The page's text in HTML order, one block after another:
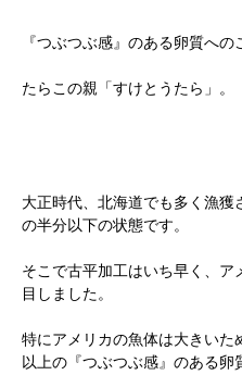
『つぶつぶ感』のある卵質への
たらこの親「すけとうたら」。
大正時代、北海道でも多く漁
の半分以下の状態です。
そこで古平加工はいち早く、
目しました。
特にアメリカの魚体は大きいた
以上の『つぶつぶ感』のある卵